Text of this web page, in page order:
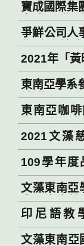
寶成國際集
東南亞學
Chen
planning
on
爭鮮公司人
學系洽談
the
2021年「黃
“Mr.
Awards
東南亞學系
社群展」活
器
Wenzao
in the
東南亞咖
物、文物
Time with
Professor
“People,
Southeast
2021文藻
Ursuline
Bazaar
109學年度
Excellence
文藻東南亞
泰國寺廟訪
印尼語教
teaching
文藻東南亞